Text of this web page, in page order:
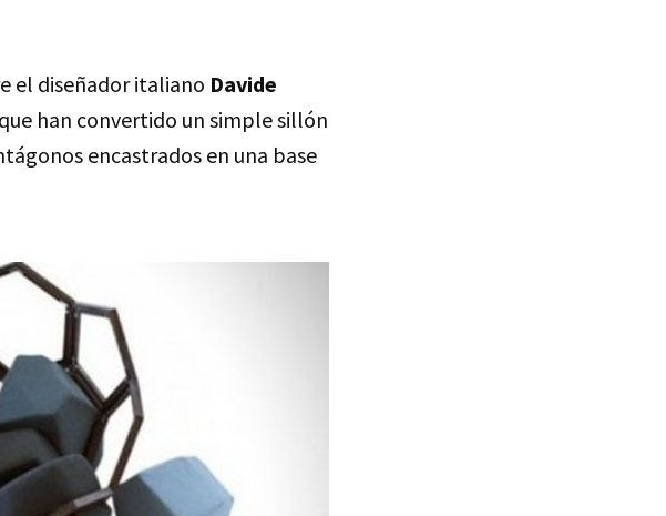
el diseñador italiano Davide
han convertido un simple sillón
encastrados en una base